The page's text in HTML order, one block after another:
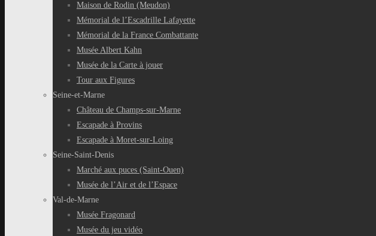
Maison de Rodin (Meudon)
Mémorial de l’Escadrille Lafayette
Mémorial de la France Combattante
Musée Albert Kahn
Musée de la Carte à jouer
Tour aux Figures
Seine-et-Marne
Château de Champs-sur-Marne
Escapade à Provins
Escapade à Moret-sur-Loing
Seine-Saint-Denis
Marché aux puces (Saint-Ouen)
Musée de l’Air et de l’Espace
Val-de-Marne
Musée Fragonard
Musée du jeu vidéo